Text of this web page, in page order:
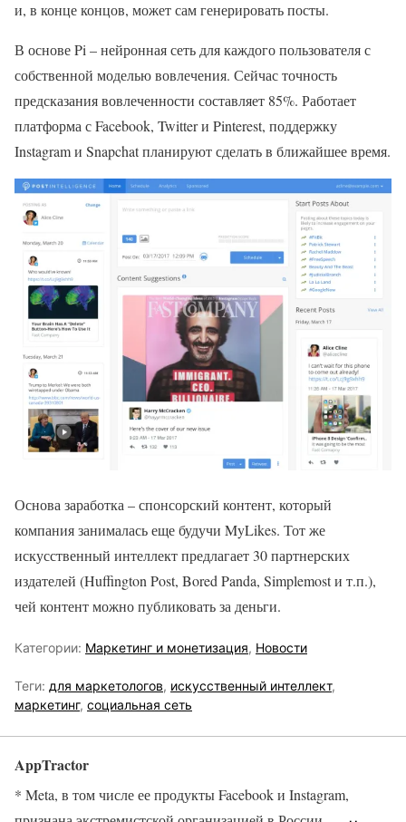
и, в конце концов, может сам генерировать посты.
В основе Pi – нейронная сеть для каждого пользователя с
собственной моделью вовлечения. Сейчас точность
предсказания вовлеченности составляет 85%. Работает
платформа с Facebook, Twitter и Pinterest, поддержку
Instagram и Snapchat планируют сделать в ближайшее время.
Основа заработка – спонсорский контент, который
компания занималась еще будучи MyLikes. Тот же
искусственный интеллект предлагает 30 партнерских
издателей (Huffington Post, Bored Panda, Simplemost и т.п.),
чей контент можно публиковать за деньги.
Категории: Маркетинг и монетизация, Новости
Теги: для маркетологов, искусственный интеллект,
маркетинг, социальная сеть
AppTractor
* Meta, в том числе ее продукты Facebook и Instagram,